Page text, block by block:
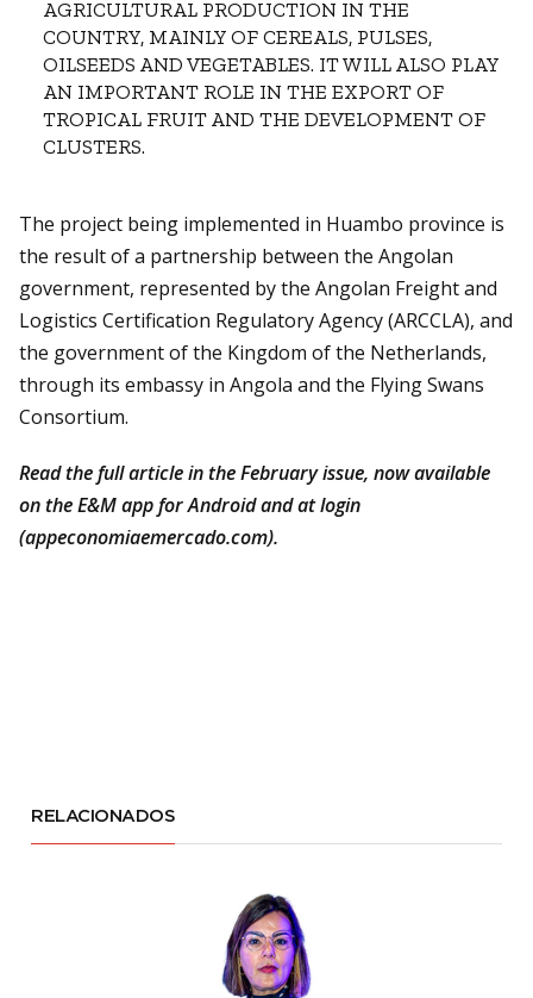
AGRICULTURAL PRODUCTION IN THE
COUNTRY, MAINLY OF CEREALS, PULSES,
OILSEEDS AND VEGETABLES. IT WILL ALSO PLAY
AN IMPORTANT ROLE IN THE EXPORT OF
TROPICAL FRUIT AND THE DEVELOPMENT OF
CLUSTERS.
The project being implemented in Huambo province is
the result of a partnership between the Angolan
government, represented by the Angolan Freight and
Logistics Certification Regulatory Agency (ARCCLA), and
the government of the Kingdom of the Netherlands,
through its embassy in Angola and the Flying Swans
Consortium.
Read the full article in the February issue, now available
on the E&M app for Android and at login
(appeconomiaemercado.com).
RELACIONADOS